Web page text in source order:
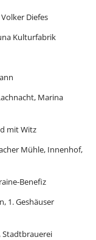
Diefes
Kulturfabrik
Marina
mit Witz
Mühle, Innenhof,
Benefiz
1. Geshäuser
Stadtbrauerei